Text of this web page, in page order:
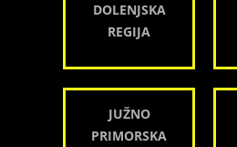
DOLENJSKA
REGIJA
JUŽNO
PRIMORSKA